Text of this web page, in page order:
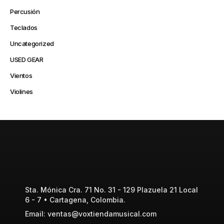
Percusión
Teclados
Uncategorized
USED GEAR
Vientos
Violines
Sta. Mónica Cra. 71 No. 31 - 129 Plazuela 21 Local
6 - 7 • Cartagena, Colombia.
Email: ventas@voxtiendamusical.com